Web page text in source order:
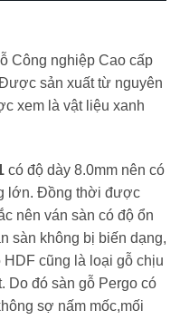
Công nghiệp Cao cấp
sản xuất từ nguyên
xem là vật liệu xanh
có độ dày 8.0mm nên có
lớn. Đồng thời được
nên ván sàn có độ ổn
sàn không bị biến dạng,
cũng là loại gỗ chịu
Do đó sàn gỗ Pergo có
sợ nấm mốc,mối